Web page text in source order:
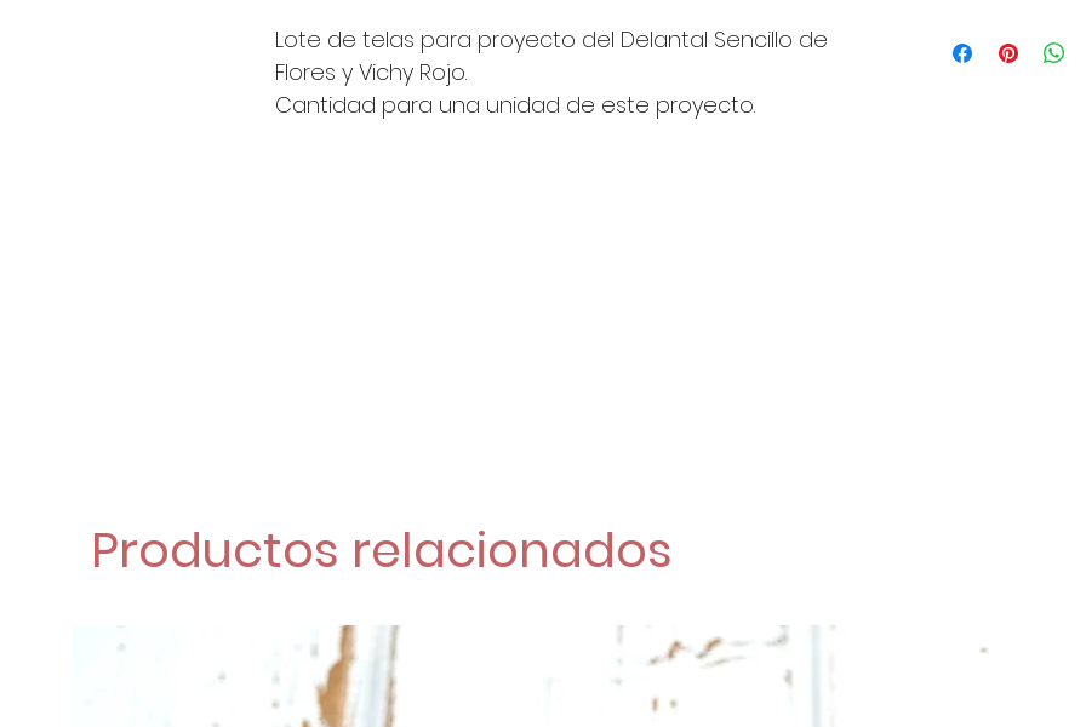
Lote de telas para proyecto del Delantal Sencillo de
Flores y Vichy Rojo.
Cantidad para una unidad de este proyecto.
proyecto
Productos relacionados